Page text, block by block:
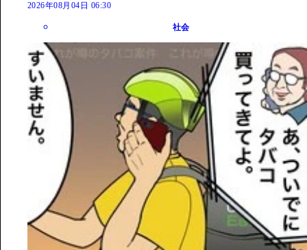
2026年08月04日 06:30
社会